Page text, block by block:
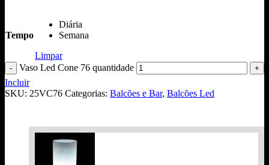
Tempo
Diária
Semana
Limpar
Vaso Led Cone 76 quantidade
Incluir
SKU: 25VC76 Categorias: Balcões e Bar, Balcões Led